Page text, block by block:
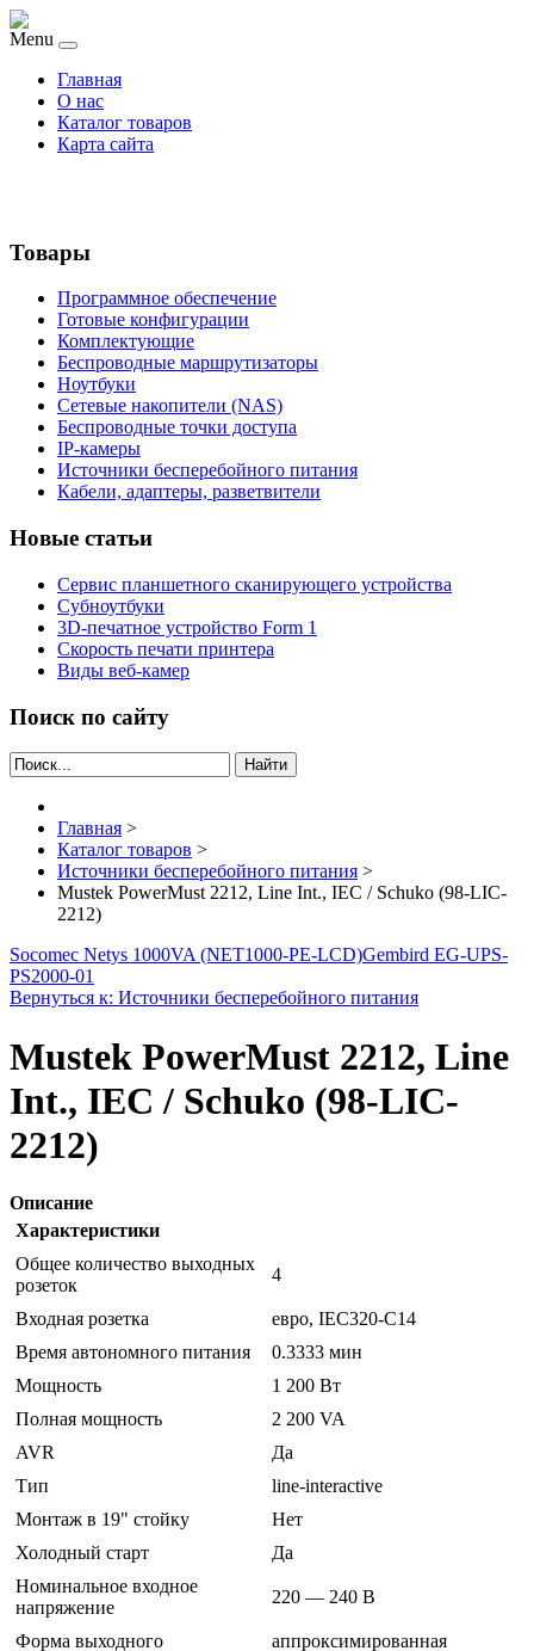
Menu
Главная
О нас
Каталог товаров
Карта сайта
Товары
Программное обеспечение
Готовые конфигурации
Комплектующие
Беспроводные маршрутизаторы
Ноутбуки
Сетевые накопители (NAS)
Беспроводные точки доступа
IP-камеры
Источники бесперебойного питания
Кабели, адаптеры, разветвители
Новые статьи
Сервис планшетного сканирующего устройства
Субноутбуки
3D-печатное устройство Form 1
Скорость печати принтера
Виды веб-камер
Поиск по сайту
Найти
Главная >
Каталог товаров >
Источники бесперебойного питания >
Mustek PowerMust 2212, Line Int., IEC / Schuko (98-LIC-
2212)
Socomec Netys 1000VA (NET1000-PE-LCD)Gembird EG-UPS-
PS2000-01
Вернуться к: Источники бесперебойного питания
Mustek PowerMust 2212, Line
Int., IEC / Schuko (98-LIC-
2212)
Описание
Характеристики
Общее количество выходных
розеток
4
Входная розетка
евро, IEC320-C14
Время автономного питания
0.3333 мин
Мощность
1 200 Вт
Полная мощность
2 200 VA
AVR
Да
Тип
line-interactive
Монтаж в 19" стойку
Нет
Холодный старт
Да
Номинальное входное
напряжение
220 — 240 В
Форма выходного
аппроксимированная